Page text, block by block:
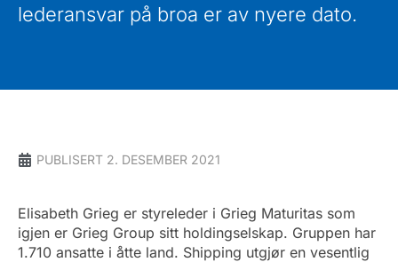
lederansvar på broa er av nyere dato.
PUBLISERT 2. DESEMBER 2021
Elisabeth Grieg er styreleder i Grieg Maturitas som
igjen er Grieg Group sitt holdingselskap. Gruppen har
1.710 ansatte i åtte land. Shipping utgjør en vesentlig